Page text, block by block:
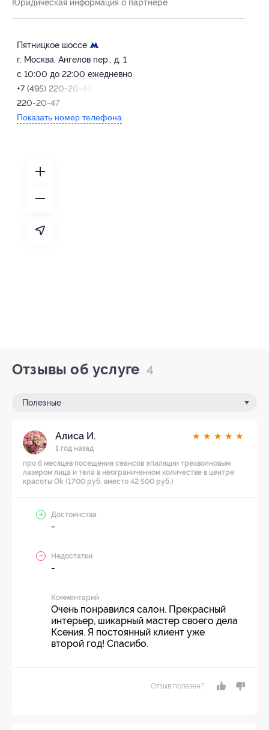
Юридическая информация о партнёре
Пятницкое шоссе
г. Москва, Ангелов пер., д. 1
с 10:00 до 22:00 ежедневно
+7 (495) 220-20-46, +7 (495)
220-20-47
Показать номер телефона
Отзывы об услуге 4
Полезные
Алиса И.
1 год назад
★ ★ ★ ★ ★
про 6 месяцев посещения сеансов эпиляции трехволновым
лазером лица и тела в неограниченном количестве в центре
красоты Ok (1700 руб. вместо 42 500 руб.)
Достоинства
-
Недостатки
-
Комментарий
Очень понравился салон. Прекрасный
интерьер, шикарный мастер своего дела
Ксения. Я постоянный клиент уже
второй год! Спасибо.
Отзыв полезен?